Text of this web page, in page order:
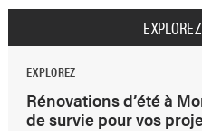
EXPLOREZ
EXPLOREZ
Rénovations d’été à
de survie pour vos